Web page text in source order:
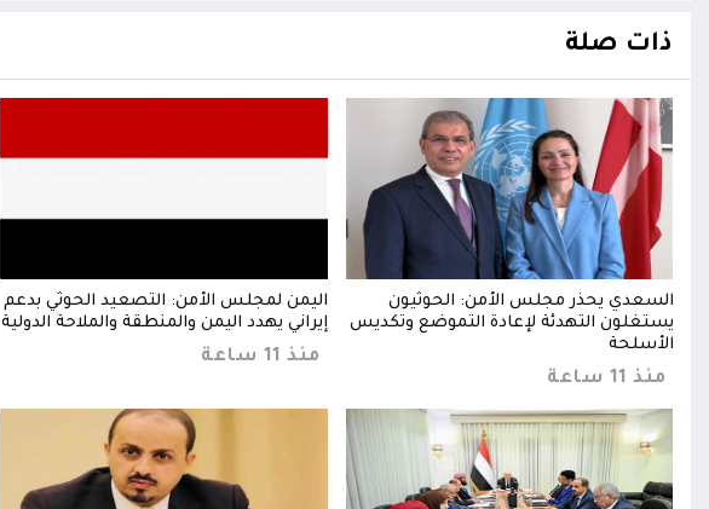
ذات صلة
السعدي يحذر مجلس الأمن: الحوثيون
يستغلون التهدئة لإعادة التموضع وتكديس
الأسلحة
منذ 11 ساعة
اليمن لمجلس الأمن: التصعيد الحوثي بدعم
إيراني يهدد اليمن والمنطقة والملاحة الدولية
منذ 11 ساعة